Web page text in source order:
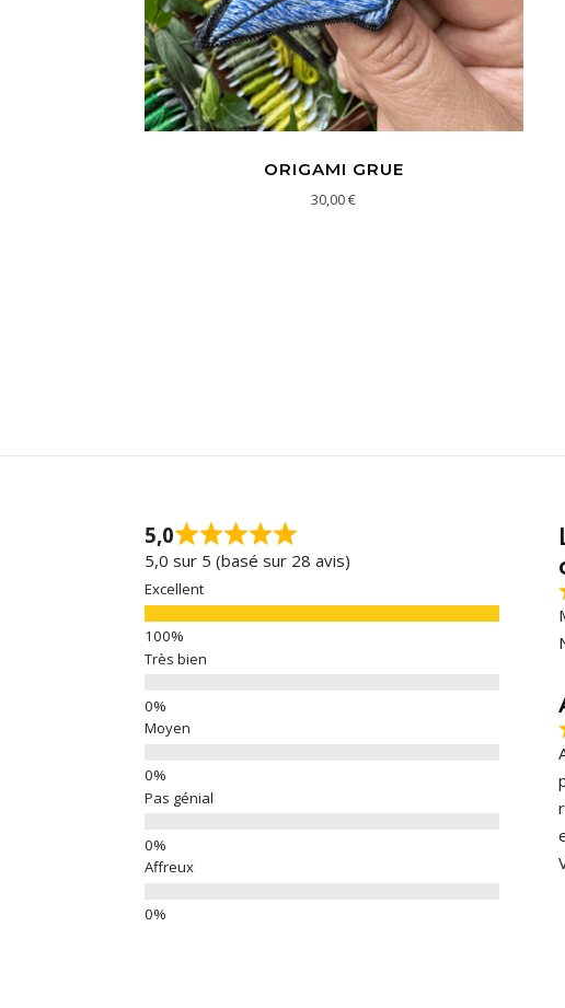
ORIGAMI GRUE
30,00€
5,0
5,0 sur 5 (basé sur 28 avis)
Excellent
Très bien
Moyen
Pas génial
Affreux